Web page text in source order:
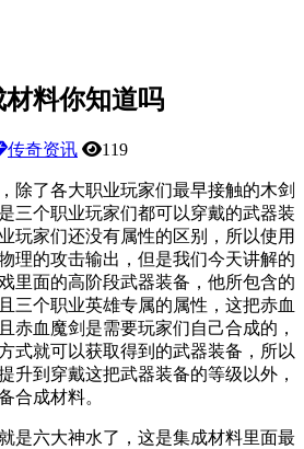
料你知道吗
传奇资讯 119
除了各大职业玩家们最早接触的木剑
三个职业玩家们都可以穿戴的武器装
玩家们还没有属性的区别，所以使用
理的攻击输出，但是我们今天讲解的
里面的高阶段武器装备，他所包含的
三个职业英雄专属的属性，这把赤血
赤血魔剑是需要玩家们自己合成的，
式就可以获取得到的武器装备，所以
升到穿戴这把武器装备的等级以外，
合成材料。
是六大神水了，这是集成材料里面最